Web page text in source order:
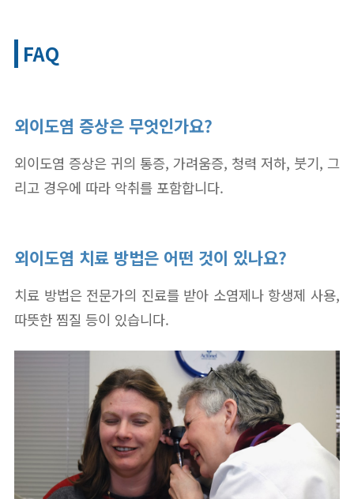
FAQ
외이도염 증상은 무엇인가요?
외이도염 증상은 귀의 통증, 가려움증, 청력 저하, 붓기, 그
리고 경우에 따라 악취를 포함합니다.
외이도염 치료 방법은 어떤 것이 있나요?
치료 방법은 전문가의 진료를 받아 소염제나 항생제 사용,
따뜻한 찜질 등이 있습니다.